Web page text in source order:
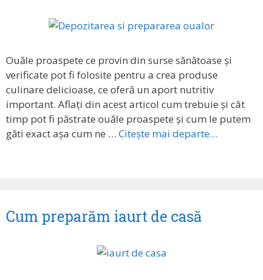
Ouăle proaspete ce provin din surse sănătoase și
verificate pot fi folosite pentru a crea produse
culinare delicioase, ce oferă un aport nutritiv
important. Aflați din acest articol cum trebuie și cât
timp pot fi păstrate ouăle proaspete și cum le putem
găti exact așa cum ne … Citește mai departe…
Cum preparăm iaurt de casă